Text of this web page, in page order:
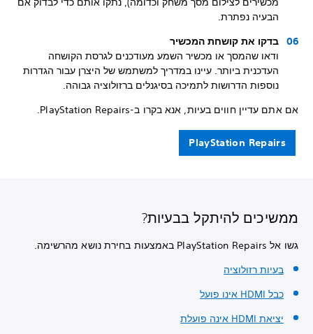
הבעיה נפתרת.
בדקו את קושחת המכשיר
ודאו שהמסך או מכשיר השמע מעודכנים לגרסת הקושחה
העדכנית ביותר. עיינו במדריך למשתמש של היצרן עבור הגדרות
נוספות הדרושות לתמיכה בסיגנלים ברזולוציה גבוהה.
אם אתם עדיין חווים בעיות, אנא בקרו ב-PlayStation Repairs.
PlayStation Repairs
ממשיכים להיתקל בבעיות?
גשו אל PlayStation Repairs באמצעות בחירת נושא מהרשימה.
בעיות רזולוציה
כבל HDMI אינו פועל
יציאת HDMI אינה פועלת